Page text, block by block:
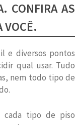
CONFIRA AS
VOCÊ.
e diversos pontos
qual usar. Tudo
nem todo tipo de
cada tipo de piso